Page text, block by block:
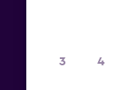
3 4